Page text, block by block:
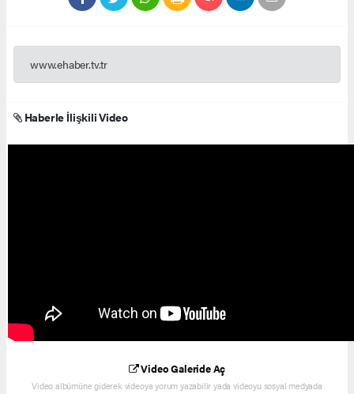
www.ehaber.tv.tr
Haberle İlişkili Video
Video Galeride Aç
Video albümüne giderek videoya yorum yazabilir yada videoyu sosyal medyada